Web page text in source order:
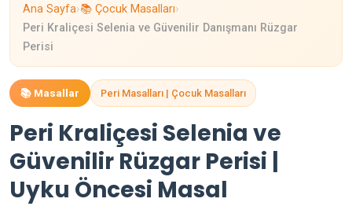
Ana Sayfa›📚 Çocuk Masalları›
Peri Kraliçesi Selenia ve Güvenilir Danışmanı Rüzgar
Perisi
📚 Masallar Peri Masalları | Çocuk Masalları
Peri Kraliçesi Selenia ve
Güvenilir Rüzgar Perisi |
Uyku Öncesi Masal